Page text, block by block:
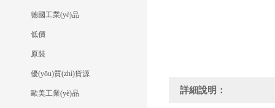
德國工業(yè)品
低價
原裝
優(yōu)質(zhì)貨源
歐美工業(yè)品 詳細說明：